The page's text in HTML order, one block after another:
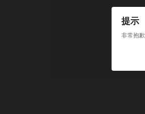
提示
非常抱